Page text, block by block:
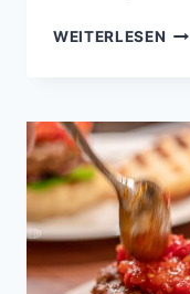
WEITERLESEN